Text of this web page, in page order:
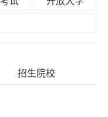
招生院校